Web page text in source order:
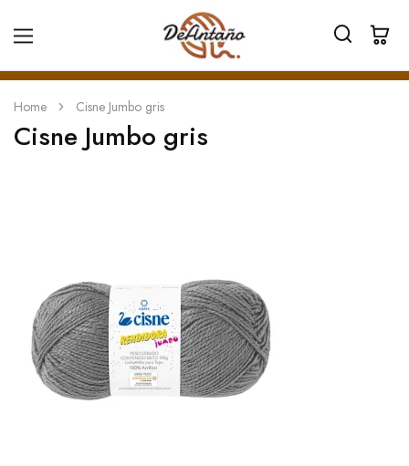
Home Cisne Jumbo gris
Cisne Jumbo gris